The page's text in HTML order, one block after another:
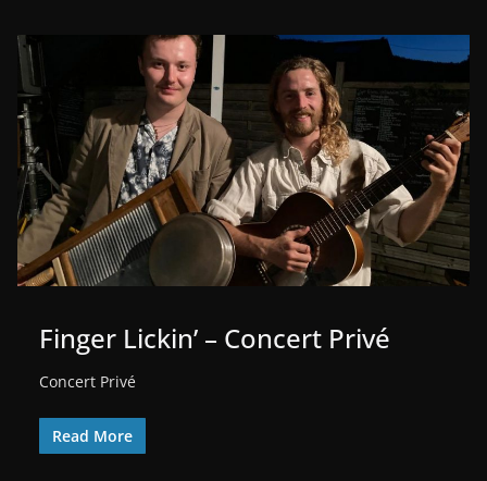
Finger Lickin’ – Concert Privé
Concert Privé
Read More